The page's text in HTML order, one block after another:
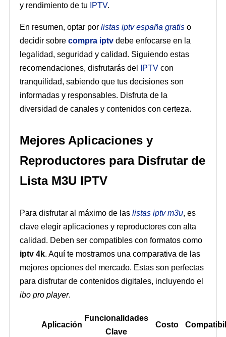
y rendimiento de tu
IPTV.
En resumen, optar por listas iptv españa gratis o
decidir sobre compra iptv debe enfocarse en la
legalidad, seguridad y calidad. Siguiendo estas
recomendaciones, disfrutarás del
IPTV con
tranquilidad, sabiendo que tus decisiones son
informadas y responsables. Disfruta de la
diversidad de canales y contenidos con certeza.
Mejores Aplicaciones y
Reproductores para Disfrutar de
Lista M3U IPTV
Para disfrutar al máximo de las listas iptv m3u, es
clave elegir aplicaciones y reproductores con alta
calidad. Deben ser compatibles con formatos como
iptv 4k. Aquí te mostramos una comparativa de las
mejores opciones del mercado. Estas son perfectas
para disfrutar de contenidos digitales, incluyendo el
ibo pro player.
Aplicación
Funcionalidades
Clave
Costo